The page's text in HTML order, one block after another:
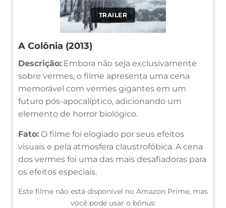
TRAILER
A Colônia (2013)
Descrição: Embora não seja exclusivamente
sobre vermes, o filme apresenta uma cena
memorável com vermes gigantes em um
futuro pós-apocalíptico, adicionando um
elemento de horror biológico.
Fato: O filme foi elogiado por seus efeitos
visuais e pela atmosfera claustrofóbica. A cena
dos vermes foi uma das mais desafiadoras para
os efeitos especiais.
Este filme não está disponível no Amazon Prime, mas
você pode usar o bônus: